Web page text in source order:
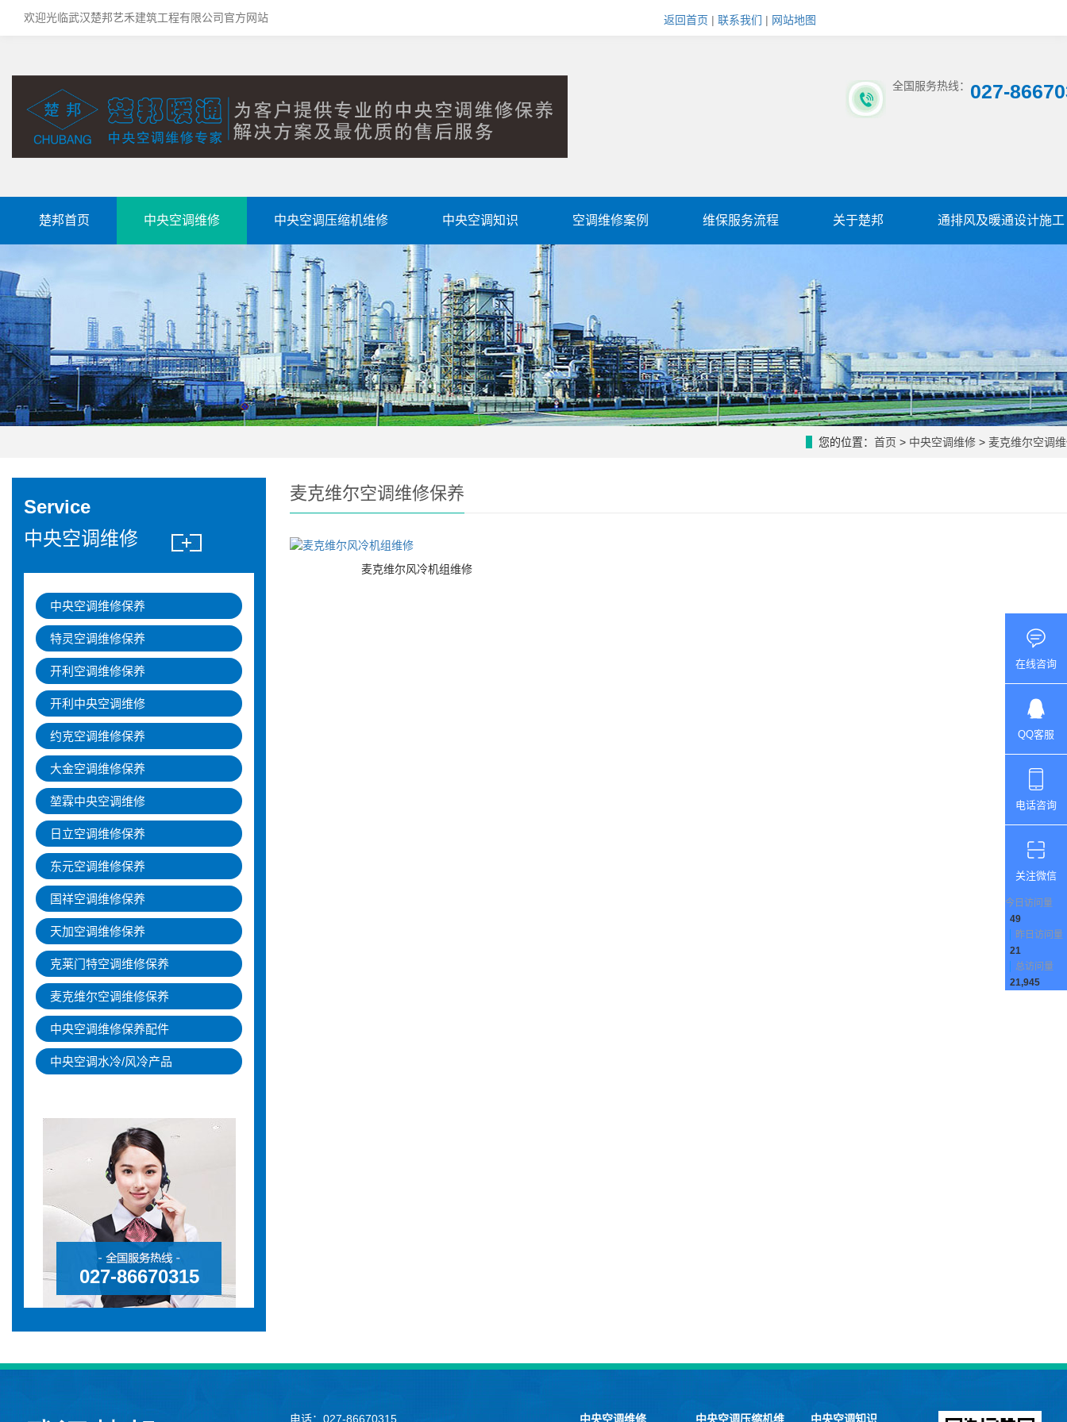
欢迎光临武汉楚邦艺禾建筑工程有限公司官方网站 返回首页 | 联系我们 | 网站地图
全国服务热线： 027-
楚邦首页 中央空调维修 中央空调压缩机维修 中央空调知识 空调维修案例 维保服务流程 关于楚邦 通排风及暖通设计施工
您的位置： 首页 > 中央空调维修 > 麦克维尔空调
麦克维尔空调维修保养
麦克维尔风冷机组维修
Service
中央空调维修
中央空调维修保养
特灵空调维修保养
开利空调维修保养
开利中央空调维修
约克空调维修保养
大金空调维修保养
堃霖中央空调维修
日立空调维修保养
东元空调维修保养
国祥空调维修保养
天加空调维修保养
克莱门特空调维修保养
麦克维尔空调维修保养
中央空调维修保养配件
中央空调水冷/风冷产品
027-86670315
电话：027-86670315 中央空调维修 中央空调压缩机维 中央空调知识
在线咨询
QQ客服
电话咨询
关注微信
今日访问量
49
昨日访问量
21
总访问量
21,945